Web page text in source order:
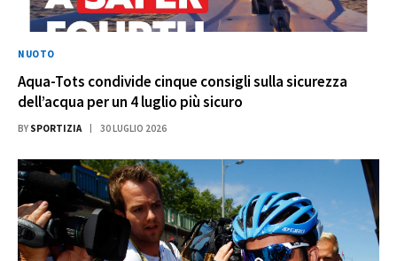
NUOTO
Aqua-Tots condivide cinque consigli sulla sicurezza
dell’acqua per un 4 luglio più sicuro
BY SPORTIZIA 30 LUGLIO 2026